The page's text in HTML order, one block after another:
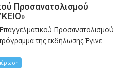
Προσανατολισμού
Προσανατολισμού
της εκδήλωσης.Έγινε